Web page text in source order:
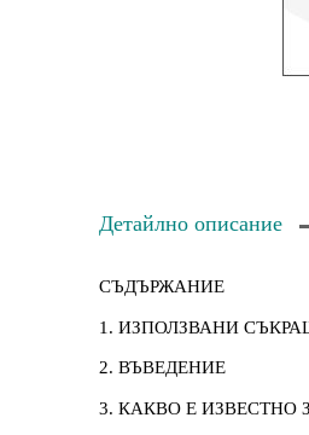
Детайлно описание
СЪДЪРЖАНИЕ
1. ИЗПОЛЗВАНИ
2. ВЪВЕДЕНИЕ
3. КАКВО Е